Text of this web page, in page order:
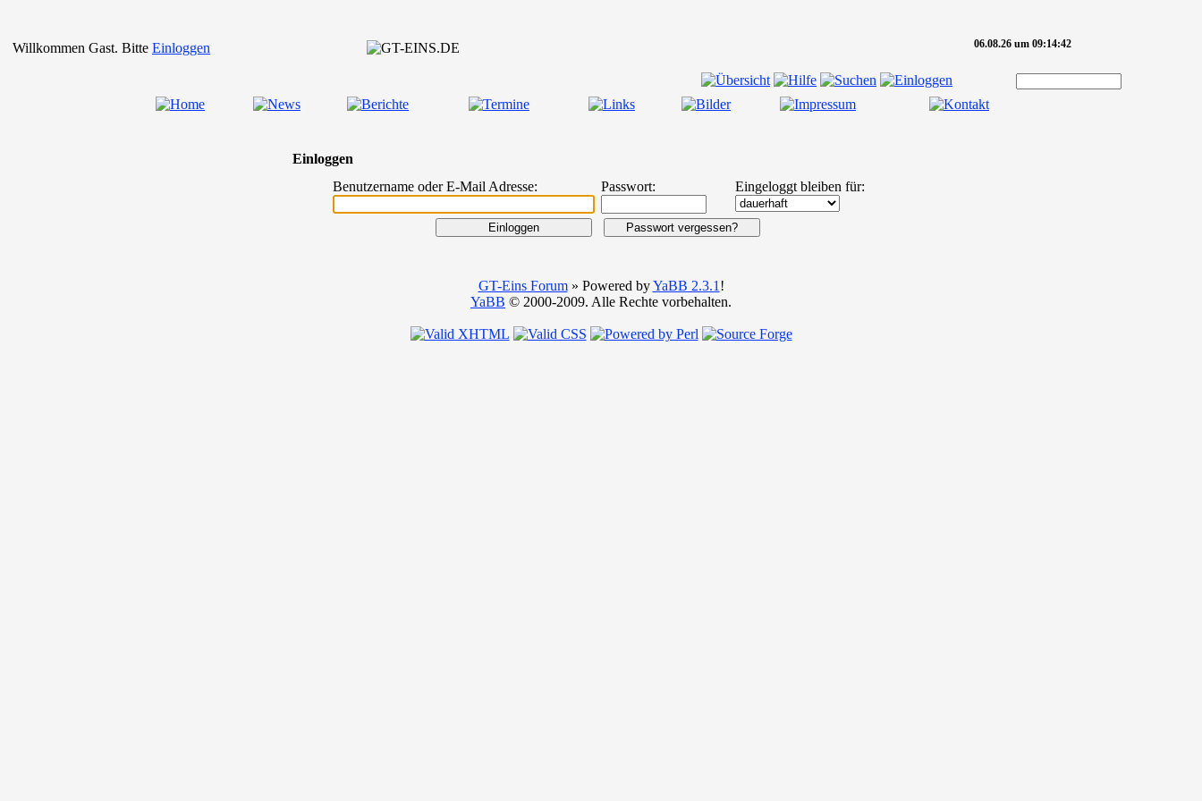
Willkommen Gast. Bitte Einloggen 06.08.26 um 09:14:42
Einloggen
Benutzername oder E-Mail Adresse:
Passwort: Eingeloggt bleiben für:
GT-Eins Forum» Powered byYaBB 2.3.1 !
YaBB © 2000-2009. Alle Rechte vorbehalten.